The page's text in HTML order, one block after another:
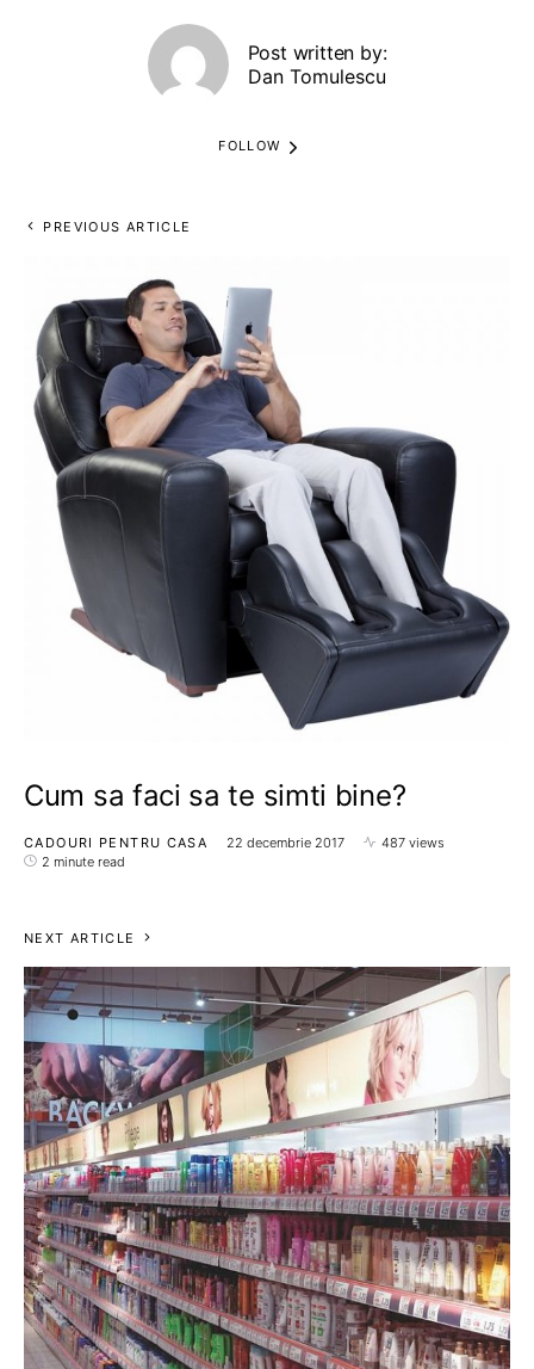
Post written by:
Dan Tomulescu
FOLLOW
PREVIOUS ARTICLE
Cum sa faci sa te simti bine?
CADOURI PENTRU CASA 22 decembrie 2017
487 views
2 minute read
NEXT ARTICLE